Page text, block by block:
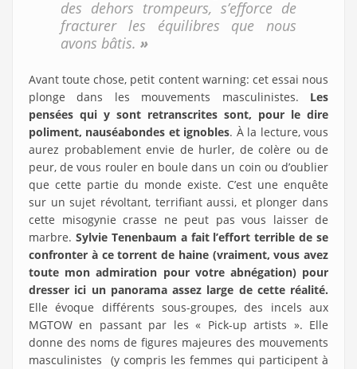
des dehors trompeurs, s’efforce de
fracturer les équilibres que nous
avons bâtis. »
Avant toute chose, petit content warning: cet essai nous
plonge dans les mouvements masculinistes. Les
pensées qui y sont retranscrites sont, pour le dire
poliment, nauséabondes et ignobles. À la lecture, vous
aurez probablement envie de hurler, de colère ou de
peur, de vous rouler en boule dans un coin ou d’oublier
que cette partie du monde existe. C’est une enquête
sur un sujet révoltant, terrifiant aussi, et plonger dans
cette misogynie crasse ne peut pas vous laisser de
marbre. Sylvie Tenenbaum a fait l’effort terrible de se
confronter à ce torrent de haine (vraiment, vous avez
toute mon admiration pour votre abnégation) pour
dresser ici un panorama assez large de cette réalité.
Elle évoque différents sous-groupes, des incels aux
MGTOW en passant par les « Pick-up artists ». Elle
donne des noms de figures majeures des mouvements
masculinistes (y compris les femmes qui participent à